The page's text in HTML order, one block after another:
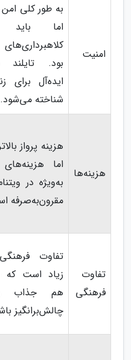
امنیت
به طور کلی
اما باید
بود.
ایده‌آل برای
شناخته می‌شود.
هزینه‌ها
هزینه پرواز
اما هزینه‌های
به‌ویژه در
مقرون‌به‌صرفه
تفاوت
فرهنگی
تفاوت
زیاد است که
هم جذاب
چالش‌برانگیز